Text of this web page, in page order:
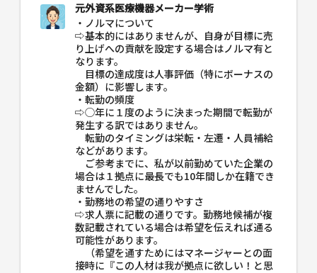
元外資系医療機器メーカー学術
・ノルマについて
⇨基本的にはありませんが、自身が目標に売
り上げへの貢献を設定する場合はノルマ有と
なります。
目標の達成度は人事評価（特にボーナスの
金額）に影響します。
・転勤の頻度
⇨◯年に１度のように決まった期間で転勤が
発生する訳ではありません。
転勤のタイミングは栄転・左遷・人員補給
などがあります。
ご参考までに、私が以前勤めていた企業の
場合は１拠点に最長でも10年間しか在籍でき
ませんでした。
・勤務地の希望の通りやすさ
⇨求人票に記載の通りです。勤務地候補が複
数記載されている場合は希望を伝えれば通る
可能性があります。
（希望を通すためにはマネージャーとの面
接時に『この人材は我が拠点に欲しい！と思